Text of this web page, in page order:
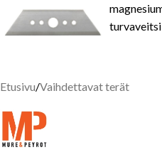
Etusivu/Vaihdettavat terät